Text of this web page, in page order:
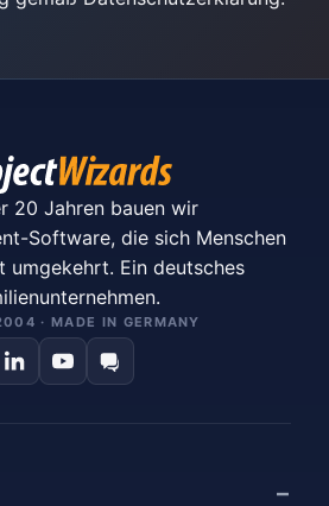
20 Jahren bauen wir
Software, die sich Menschen
umgekehrt. Ein deutsches
· MADE IN GERMANY